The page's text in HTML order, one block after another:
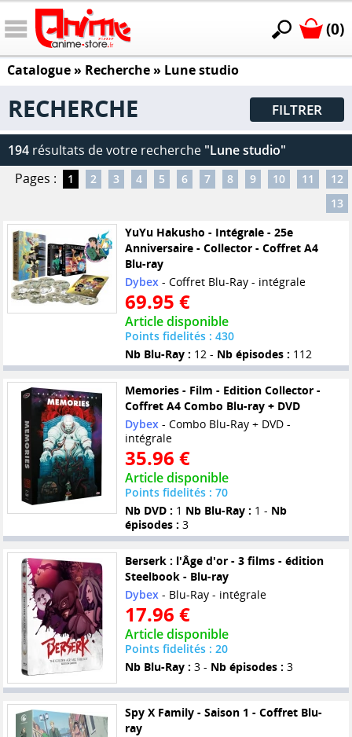
(0)
Catalogue» Recherche » Lune studio
RECHERCHE FILTRER
194 résultats de votre recherche "Lune studio"
Pages :
1 2 3 4 5 6 7 8 9 10 11
12
13
YuYu Hakusho - Intégrale - 25e
Anniversaire - Collector - Coffret A4
Blu-ray
Dybex- Coffret Blu-Ray - intégrale
69.95 €
Article disponible
Points fidelités : 430
Nb Blu-Ray : 12 - Nb épisodes : 112
Memories - Film - Edition Collector -
Coffret A4 Combo Blu-ray + DVD
Dybex- Combo Blu-Ray + DVD -
intégrale
35.96 €
Article disponible
Points fidelités : 70
Nb DVD : 1 Nb Blu-Ray : 1 - Nb
épisodes : 3
Berserk : l'Âge d'or - 3 films - édition
Steelbook - Blu-ray
Dybex- Blu-Ray - intégrale
17.96 €
Article disponible
Points fidelités : 20
Nb Blu-Ray : 3 - Nb épisodes : 3
Spy X Family - Saison 1 - Coffret Blu-
ray